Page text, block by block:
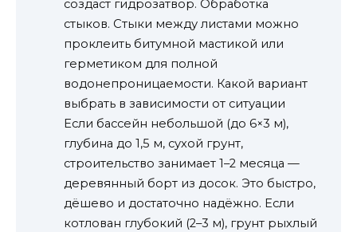
создаст гидрозатвор. Обработка
стыков. Стыки между листами можно
проклеить битумной мастикой или
герметиком для полной
водонепроницаемости. Какой вариант
выбрать в зависимости от ситуации
Если бассейн небольшой (до 6×3 м),
глубина до 1,5 м, сухой грунт,
строительство занимает 1–2 месяца —
деревянный борт из досок. Это быстро,
дёшево и достаточно надёжно. Если
котлован глубокий (2–3 м), грунт рыхлый